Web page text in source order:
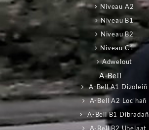
Niveau A2
Niveau B1
Niveau B2
Niveau C1
Adwelout
A-Bell
A-Bell A1 Dizoleiñ
A-Bell A2 Loc'hañ
A-Bell B1 Dibradañ
A-Bell B2 Uhelaat